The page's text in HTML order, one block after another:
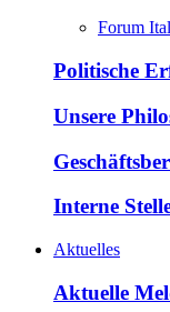
Forum
Politische
Unsere
Interne
Aktuelles
Aktuelle